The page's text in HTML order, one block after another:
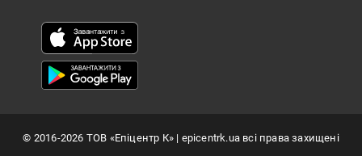
© 2016-2026 ТОВ «Епіцентр К»| epicentrk.ua всі права захищені